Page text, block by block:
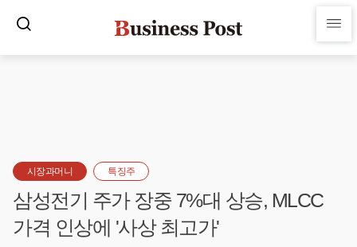
시장과머니 특징주
삼성전기 주가 장중 7%대 상승, MLCC
가격 인상에 '사상 최고가'